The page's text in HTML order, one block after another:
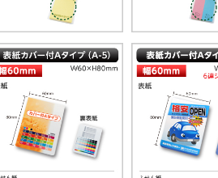
イック表紙カバー付タ
イプ
22.061
10,000
エコ表紙カバー付タ
22.061
10,000
17.84 41.95
30,000
標準タイプ 大きいタイプ
58.81
標準タイプ
23.72
ミニタイプ
フカバーふせん
プアップふせん
ザグふせん
ドカバーふせん